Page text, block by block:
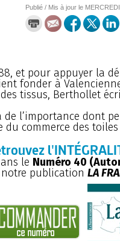
Publié / Mis à jour le MERCREDI
et pour appuyer la
fonder à
tissus, Berthollet
de l’importance dont
commerce des
le Numéro 40
publication LA